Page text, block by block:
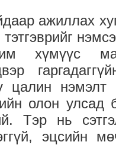
ажиллах
хүмүүс
цалин
олон улсад
Тэр нь
эцсийн